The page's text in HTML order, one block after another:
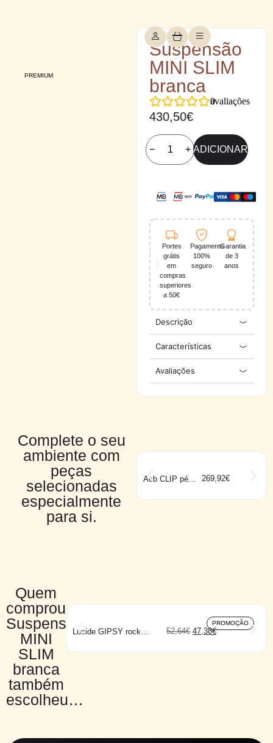
PREMIUM
Suspensão
MINI SLIM
branca
0
avaliações
430,50€
− + ADICIONAR
Portes
grátis
em
compras
superiores
a 50€
Pagamento
100%
seguro
Garantia
de 3
anos
Descrição
Características
Avaliações
Complete o seu
ambiente com
peças
selecionadas
especialmente
para si.
Acb CLIP pé
269,92€
Quem
comprou
Suspensão
MINI
SLIM
branca
também
escolheu…
PROMOÇÃO
Lucide GIPSY rock
52,64€ 47,38€